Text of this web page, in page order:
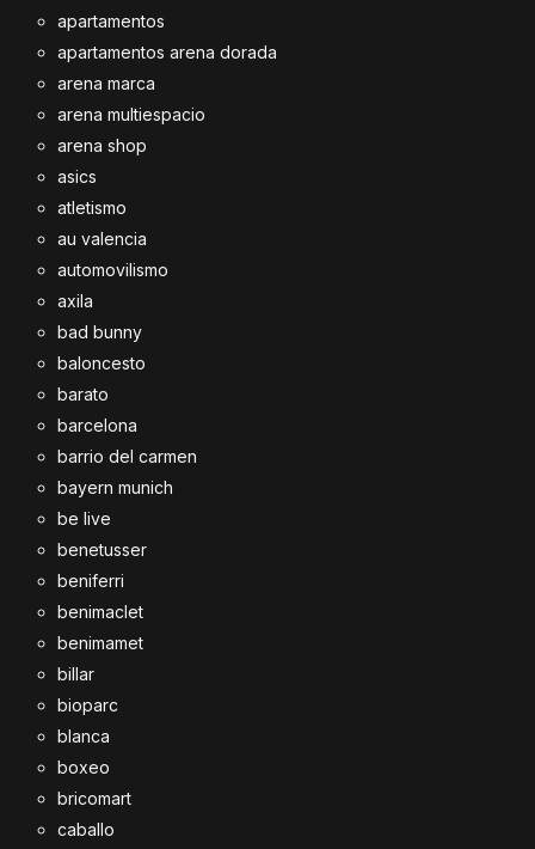
apartamentos
apartamentos arena dorada
arena marca
arena multiespacio
arena shop
asics
atletismo
au valencia
automovilismo
axila
bad bunny
baloncesto
barato
barcelona
barrio del carmen
bayern munich
be live
benetusser
beniferri
benimaclet
benimamet
billar
bioparc
blanca
boxeo
bricomart
caballo